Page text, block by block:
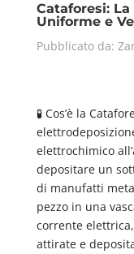
Cataforesi:
Uniforme e
Pubblicato da:
🧪 Cos’è la
elettrochimico
depositare un
di manufatti
pezzo in una
corrente
attirate e